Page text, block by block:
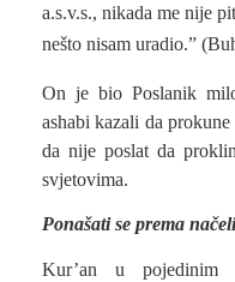
a.s.v.s., nikada me nije
nešto nisam uradio.”
On je bio Poslanik
ashabi kazali da
da nije poslat da
svjetovima.
Ponašati se prema
Kur’an u pojedinim